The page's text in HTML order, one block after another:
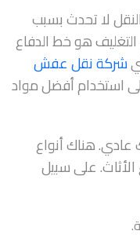
لا تحدث بسبب
هو خط الدفاع
شركة نقل عفش
استخدام أفضل مواد
عادي. هناك أنواع
على سبيل